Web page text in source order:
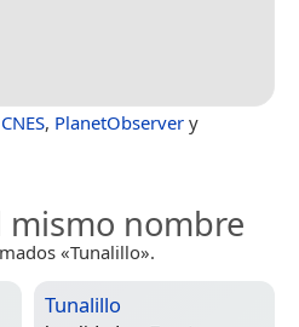
CNES, PlanetObserver y
mismo nombre
«Tunalillo».
Tunalillo